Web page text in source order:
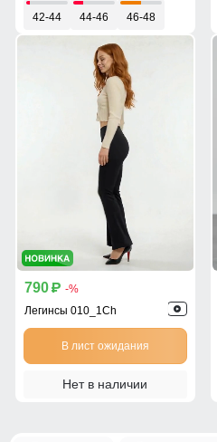
42-44 44-46 46-48
790 p -%
Легинсы 010_1Ch
В лист ожидания
Нет в наличии